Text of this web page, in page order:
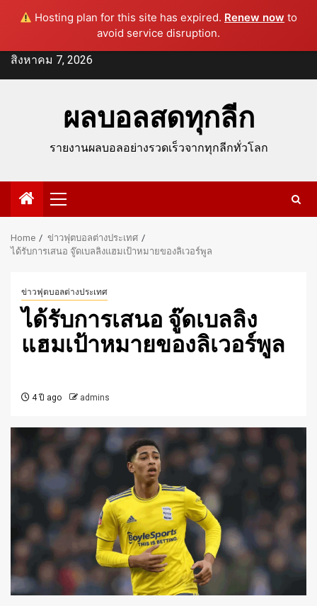
Hosting plan for this site has expired. Renew now to
avoid service disruption.
Skipสิงหาคม 7, 2026
ผลบอลสดทุกลีก
รายงานผลบอลอย่างรวดเร็วจากทุกลีกทั่วโลก
Primary
Menu
Home
ข่าวฟุตบอลต่างประเทศ
ได้รับการเสนอ จู๊ดเบลลิงแฮมเป้าหมายของลิเวอร์พูล
ข่าวฟุตบอลต่างประเทศ
ได้รับการเสนอ จู๊ดเบลลิง
แฮมเป้าหมายของลิเวอร์พูล
4 ปี ago admins